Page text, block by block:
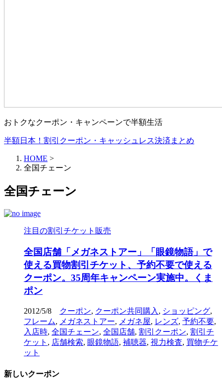
おトクなクーポン・キャンペーンで半額生活
半額日本！割引クーポン・キャッシュレス決済まとめ
HOME >
全国チェーン
全国チェーン
注目の割引チケット販売
全国店舗「メガネストアー」「眼鏡物語」で
使える買物割引チケット、予約不要で使える
クーポン。35周年キャンペーン実施中。くま
ポン
2012/5/8 クーポン, クーポン共同購入 , ショッピング,
フレーム, メガネストアー, メガネ屋, レンズ, 予約不要,
入店時, 全国チェーン, 全国店舗, 割引クーポン, 割引チ
ケット , 店舗検索, 眼鏡物語, 補聴器, 視力検査, 買物チケ
ット
新しいクーポン